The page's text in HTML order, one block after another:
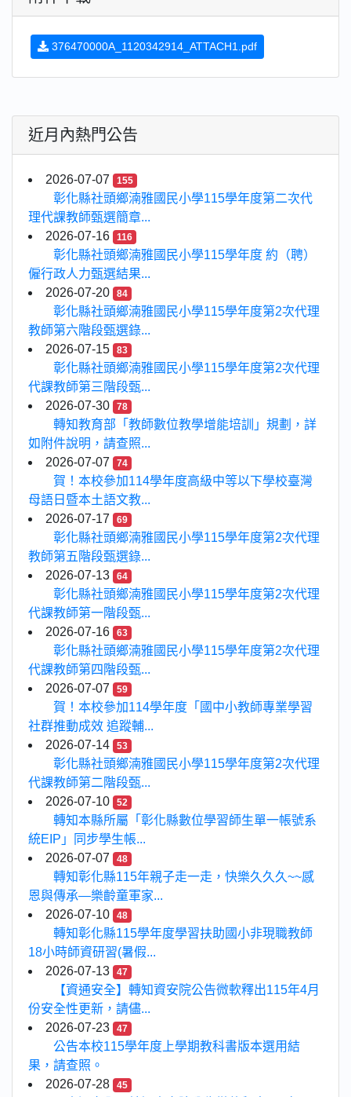
376470000A_1120342914_ATTACH1.pdf
近月內熱門公告
2026-07-07 155
彰化縣社頭鄉湳雅國民小學115學年度第二次代
理代課教師甄選簡章...
2026-07-16
116
彰化縣社頭鄉湳雅國民小學115學年度 約（聘）
僱行政人力甄選結果...
2026-07-20
84
彰化縣社頭鄉湳雅國民小學115學年度第2次代理
教師第六階段甄選錄...
2026-07-15
83
彰化縣社頭鄉湳雅國民小學115學年度第2次代理
代課教師第三階段甄...
2026-07-30
78
轉知教育部「教師數位教學增能培訓」規劃，詳
如附件說明，請查照...
2026-07-07
74
賀！本校參加114學年度高級中等以下學校臺灣
母語日暨本土語文教...
2026-07-17
69
彰化縣社頭鄉湳雅國民小學115學年度第2次代理
教師第五階段甄選錄...
2026-07-13
64
彰化縣社頭鄉湳雅國民小學115學年度第2次代理
代課教師第一階段甄...
2026-07-16
63
彰化縣社頭鄉湳雅國民小學115學年度第2次代理
代課教師第四階段甄...
2026-07-07
59
賀！本校參加114學年度「國中小教師專業學習
社群推動成效 追蹤輔...
2026-07-14
53
彰化縣社頭鄉湳雅國民小學115學年度第2次代理
代課教師第二階段甄...
2026-07-10
52
轉知本縣所屬「彰化縣數位學習師生單一帳號系
統EIP」同步學生帳...
2026-07-07
48
轉知彰化縣115年親子走一走，快樂久久久~~感
恩與傳承—樂齡童軍家...
2026-07-10
48
轉知彰化縣115學年度學習扶助國小非現職教師
18小時師資研習(暑假...
2026-07-13
47
【資通安全】轉知資安院公告微軟釋出115年4月
份安全性更新，請儘...
2026-07-23
47
公告本校115學年度上學期教科書版本選用結
果，請查照。
2026-07-28
45